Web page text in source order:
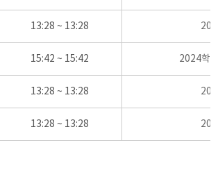
13:28 ~ 13:28
15:42 ~ 15:42 2024학
13:28 ~ 13:28
13:28 ~ 13:28